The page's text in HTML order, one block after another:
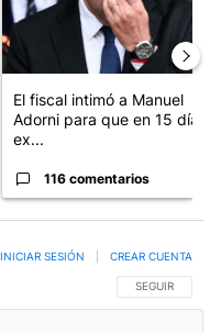
El fiscal intimó a Manuel
Adorni para que en 15 días
ex...
116 comentarios
SIGA ESTA
SEGUIR
INICIAR SESIÓN CREAR CUENTA